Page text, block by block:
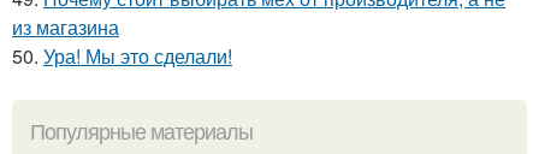
из магазина
50. Ура! Мы это сделали!
Популярные материалы